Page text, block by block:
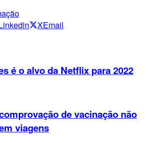
XEmail
é o alvo da Netflix para 2022
de vacinação não
viagens